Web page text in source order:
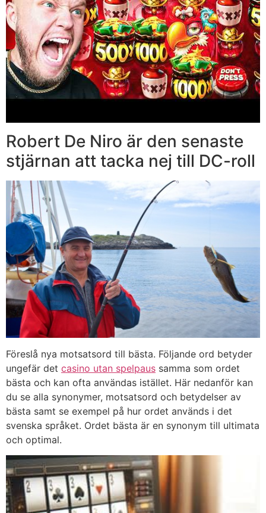
Robert De Niro är den senaste
stjärnan att tacka nej till DC-roll
Föreslå nya motsatsord till bästa. Följande ord betyder
ungefär det casino utan spelpaus samma som ordet
bästa och kan ofta användas istället. Här nedanför kan
du se alla synonymer, motsatsord och betydelser av
bästa samt se exempel på hur ordet används i det
svenska språket. Ordet bästa är en synonym till ultimata
och optimal.